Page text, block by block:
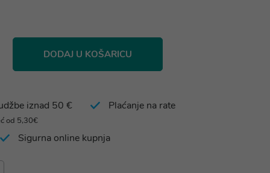
DODAJ U KOŠARICU
iznad 50 €
od 5,30€
Plaćanje na rate
Sigurna online kupnja